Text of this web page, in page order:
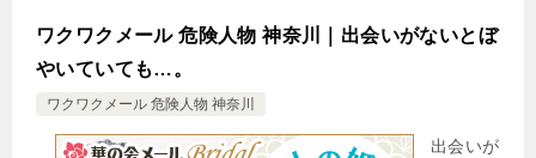
ワクワクメール 危険人物 神奈川｜出会いがないとぼ
やいていても…。
ワクワクメール 危険人物 神奈川
出会いが